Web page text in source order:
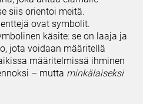
siis orientoi meitä.
ovat symbolit.
käsite: se on laaja ja
jota voidaan määritellä
määritelmissä ihminen
– mutta minkälaiseksi